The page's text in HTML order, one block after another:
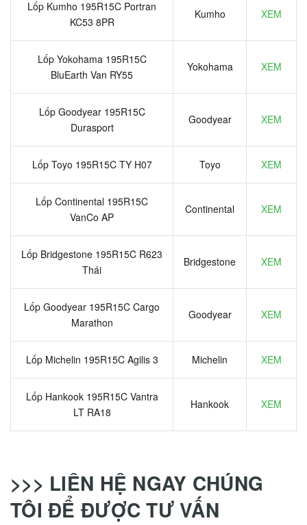
Lốp Kumho 195R15C Portran
KC53 8PR
Kumho XEM
Lốp Yokohama 195R15C
BluEarth Van RY55
Yokohama XEM
Lốp Goodyear 195R15C
Durasport
Goodyear XEM
Lốp Toyo 195R15C TY H07 Toyo XEM
Lốp Continental 195R15C
VanCo AP
Continental XEM
Lốp Bridgestone 195R15C R623
Thái
Bridgestone XEM
Lốp Goodyear 195R15C Cargo
Marathon
Goodyear XEM
Lốp Michelin 195R15C Agilis 3 Michelin XEM
Lốp Hankook 195R15C Vantra
LT RA18
Hankook XEM
>>> LIÊN HỆ NGAY CHÚNG
TÔI ĐỂ ĐƯỢC TƯ VẤN